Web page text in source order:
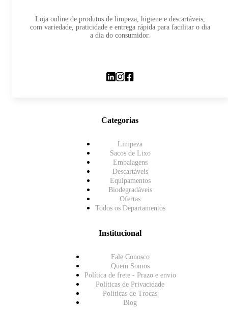
Loja online de produtos de limpeza, higiene e descartáveis,
com variedade, praticidade e entrega rápida para facilitar o dia
a dia do consumidor.
Categorias
Limpeza
Sacos de Lixo
Embalagens
Descartáveis
Equipamentos
Biodegradáveis
Ofertas
Todos os Departamentos
Institucional
Fale Conosco
Quem Somos
Política de frete - Prazo e envio
Políticas de Privacidade
Políticas de Trocas
Blog